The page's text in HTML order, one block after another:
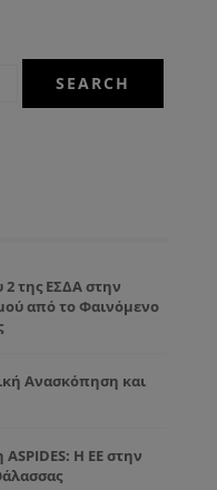
της ΕΣΔΑ στην
από το Φαινόμενο
Ανασκόπηση και
ASPIDES: Η ΕΕ στην